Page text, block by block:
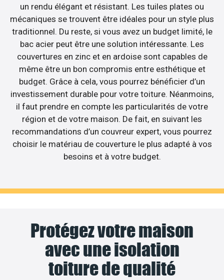
un rendu élégant et résistant. Les tuiles plates ou
mécaniques se trouvent être idéales pour un style plus
traditionnel. Du reste, si vous avez un budget limité, le
bac acier peut être une solution intéressante. Les
couvertures en zinc et en ardoise sont capables de
même être un bon compromis entre esthétique et
budget. Grâce à cela, vous pourrez bénéficier d’un
investissement durable pour votre toiture. Néanmoins,
il faut prendre en compte les particularités de votre
région et de votre maison. De fait, en suivant les
recommandations d’un couvreur expert, vous pourrez
choisir le matériau de couverture le plus adapté à vos
besoins et à votre budget.
Protégez votre maison
avec une isolation
toiture de qualité